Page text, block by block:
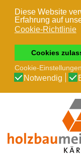
Diese Website
Erfahrung auf
Cookie-Richtlinie
Cookies
Cookie-
Notwendig
Zum